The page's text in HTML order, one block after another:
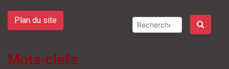
Plan du site
Mots-clefs